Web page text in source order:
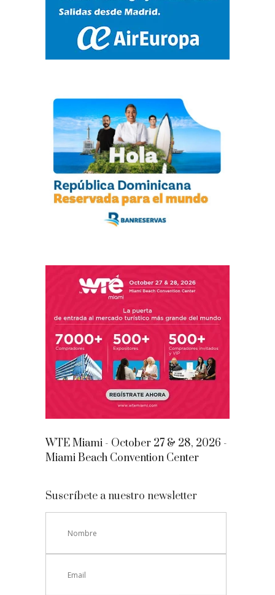
WTE Miami - October 27 & 28, 2026 -
Miami Beach Convention Center
Suscríbete a nuestro newsletter